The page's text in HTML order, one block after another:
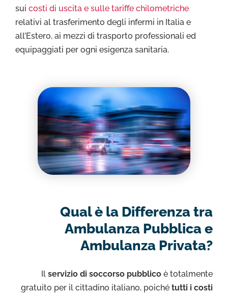
sui costi di uscita e sulle tariffe chilometriche
relativi al trasferimento degli infermi in Italia e
all’Estero, ai mezzi di trasporto professionali ed
equipaggiati per ogni esigenza sanitaria.
Qual è la Differenza tra
Ambulanza Pubblica e
Ambulanza Privata?
Il servizio di soccorso pubblico è totalmente
gratuito per il cittadino italiano, poiché tutti i costi